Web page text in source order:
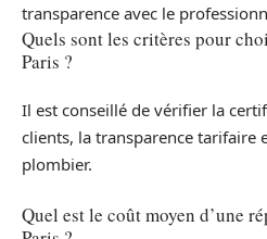
transparence avec le
Quels sont les critères pour
Paris ?
Il est conseillé de vérifier la
clients, la transparence tarifaire
plombier.
Quel est le coût moyen d’une